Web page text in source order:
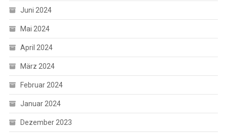
Juni 2024
Mai 2024
April 2024
März 2024
Februar 2024
Januar 2024
Dezember 2023